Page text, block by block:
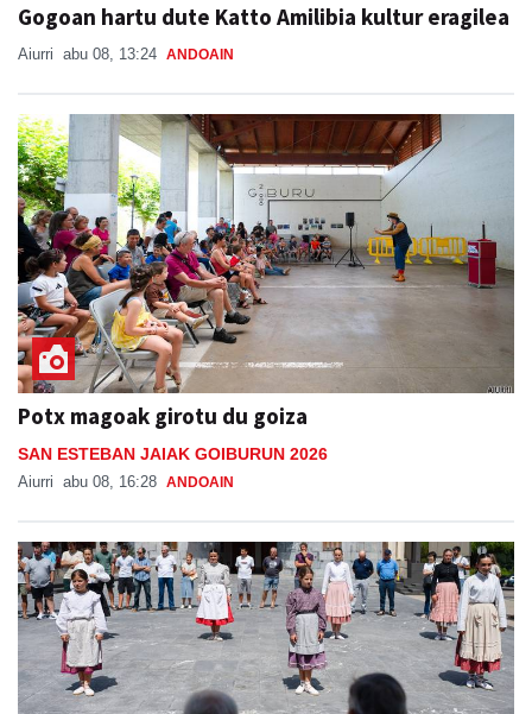
Gogoan hartu dute Katto Amilibia kultur eragilea
Aiurri abu 08, 13:24 ANDOAIN
Potx magoak girotu du goiza
SAN ESTEBAN JAIAK GOIBURUN 2026
Aiurri abu 08, 16:28 ANDOAIN